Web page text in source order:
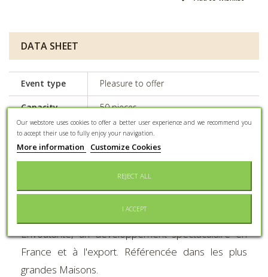
DATA SHEET
Event type Pleasure to offer
Capacity 50 pieces
Preservation Keep dry and protected from light
Conditioning Cardboard box
Envoûtante, un développement spectaculaire en
France et à l'export. Référencée dans les plus
grandes Maisons.
Our webstore uses cookies to offer a better user experience and we recommend you
to accept their use to fully enjoy your navigation.
More information Customize Cookies
REJECT ALL
I ACCEPT